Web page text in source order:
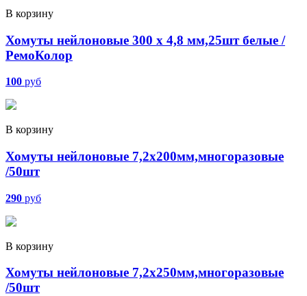
В корзину
Хомуты нейлоновые 300 х 4,8 мм,25шт белые /
РемоКолор
100 руб
В корзину
Хомуты нейлоновые 7,2х200мм,многоразовые
/50шт
290 руб
В корзину
Хомуты нейлоновые 7,2х250мм,многоразовые
/50шт